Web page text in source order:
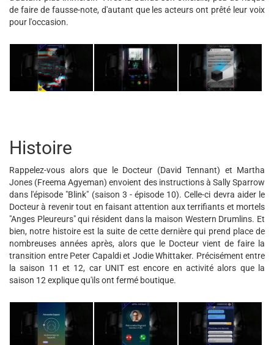
de faire de fausse-note, d'autant que les acteurs ont prêté leur voix
pour l'occasion.
Histoire
Rappelez-vous alors que le Docteur (David Tennant) et Martha
Jones (Freema Agyeman) envoient des instructions à Sally Sparrow
dans l'épisode "Blink" (saison 3 - épisode 10). Celle-ci devra aider le
Docteur à revenir tout en faisant attention aux terrifiants et mortels
"Anges Pleureurs" qui résident dans la maison Western Drumlins. Et
bien, notre histoire est la suite de cette dernière qui prend place de
nombreuses années après, alors que le Docteur vient de faire la
transition entre Peter Capaldi et Jodie Whittaker. Précisément entre
la saison 11 et 12, car UNIT est encore en activité alors que la
saison 12 explique qu'ils ont fermé boutique.